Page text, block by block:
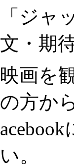
「ジャ
文・期
映画を
の方か
い。